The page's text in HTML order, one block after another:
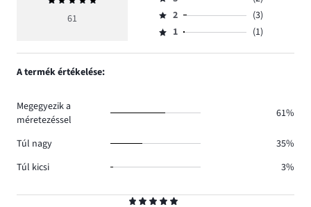
értékelés
61
száma
45.
szavazatok
száma
Osztályzat
3,
szavazatok
Osztályzat
2,
2
(3)
Osztályzat
1,
1 (1)
A termék értékelése:
Megegyezik a
méretezéssel
61%
Túl nagy
35%
Túl kicsi
3%